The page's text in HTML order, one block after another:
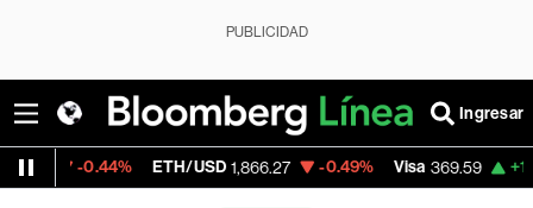
PUBLICIDAD
Ingresar
ETH/USD 1,866.27 -0.49% Visa 369.59 +1.07%